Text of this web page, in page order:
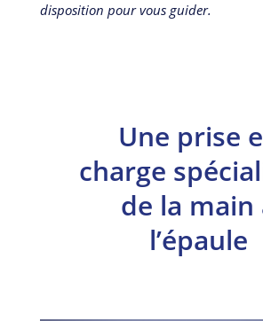
disposition pour vous guider.
Une prise
charge
de la main
l’épaule